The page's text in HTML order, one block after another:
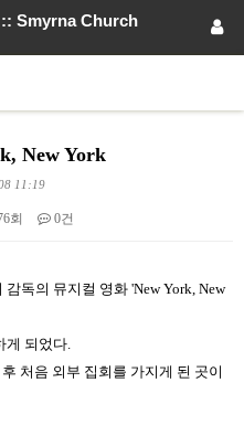
:: Smyrna Church
New York
11:19
회 0건
독의 뮤지컬 영화 'New York, New
게 되었다.
처음 외부 집회를 가지게 된 곳이